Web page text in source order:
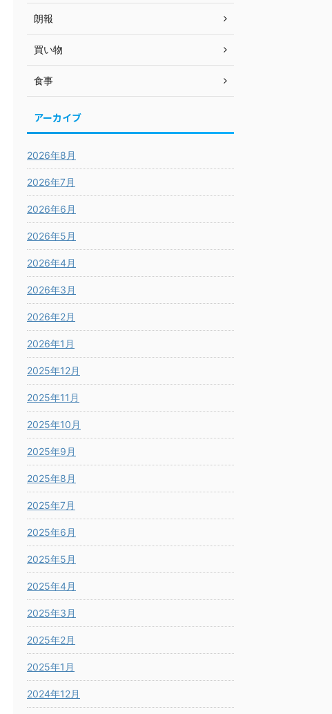
朗報
買い物
食事
アーカイブ
2026年8月
2026年7月
2026年6月
2026年5月
2026年4月
2026年3月
2026年2月
2026年1月
2025年12月
2025年11月
2025年10月
2025年9月
2025年8月
2025年7月
2025年6月
2025年5月
2025年4月
2025年3月
2025年2月
2025年1月
2024年12月